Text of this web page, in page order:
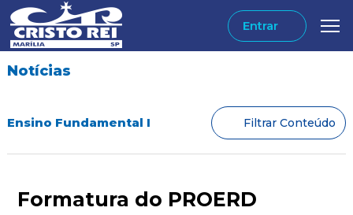
Entrar
Notícias
Ensino Fundamental I Filtrar Conteúdo
Formatura do PROERD